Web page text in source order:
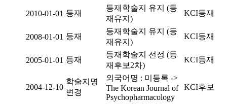
2010-01-01 등재
등재학술지 유지 (등
재유지)
KCI등재
2008-01-01 등재
등재학술지 유지 (등
재유지)
KCI등재
2005-01-01 등재
등재학술지 선정 (등
재후보2차)
KCI등재
2004-12-10
학술지명
변경
외국어명 : 미등록 ->
The Korean Journal of
Psychopharmacology
KCI후보